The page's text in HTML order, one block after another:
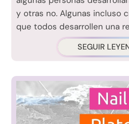
y otras no. Algunas incluso
que todos desarrollen una
SEGUIR